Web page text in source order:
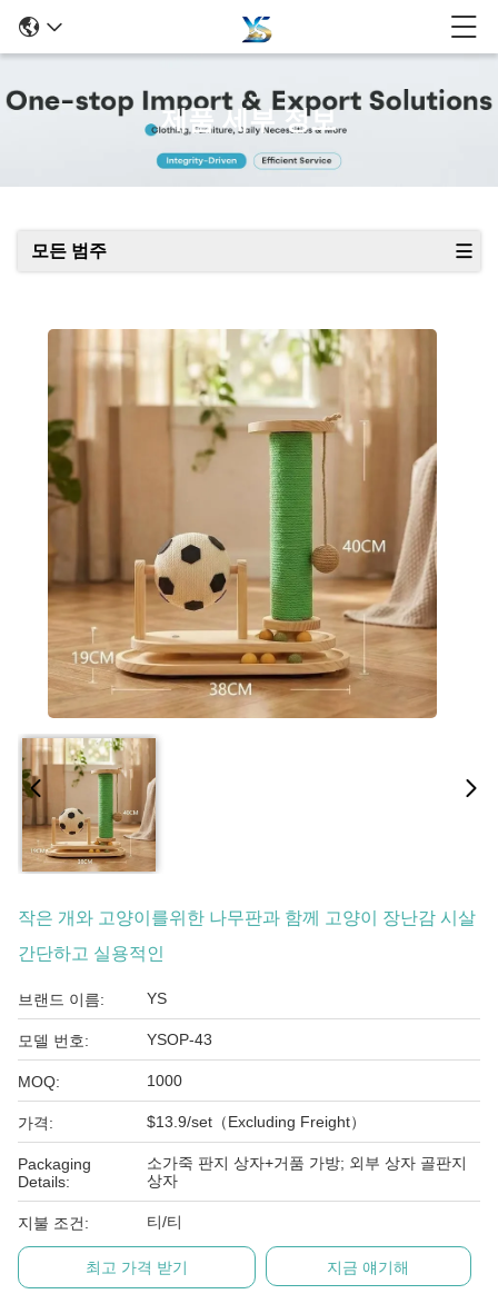
제품 세부 정보
모든 범주
작은 개와 고양이를위한 나무판과 함께 고양이 장난감 시살
간단하고 실용적인
브랜드 이름: YS
모델 번호: YSOP-43
MOQ: 1000
가격: $13.9/set（Excluding Freight）
Packaging
Details:
소가죽 판지 상자+거품 가방; 외부 상자 골판지
상자
지불 조건: 티/티
최고 가격 받기 지금 얘기해